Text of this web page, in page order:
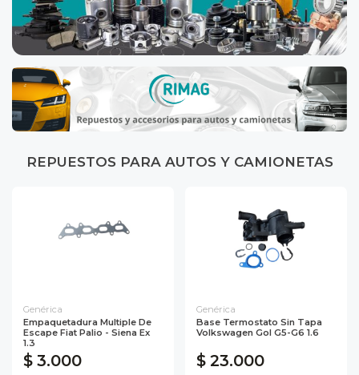
REPUESTOS PARA AUTOS Y CAMIONETAS
Genérica
Empaquetadura Multiple De
Escape Fiat Palio - Siena Ex
1.3
$ 3.000
Genérica
Base Termostato Sin Tapa
Volkswagen Gol G5-G6 1.6
$ 23.000